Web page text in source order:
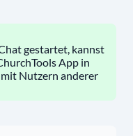
gestartet, kannst
App in
Nutzern anderer